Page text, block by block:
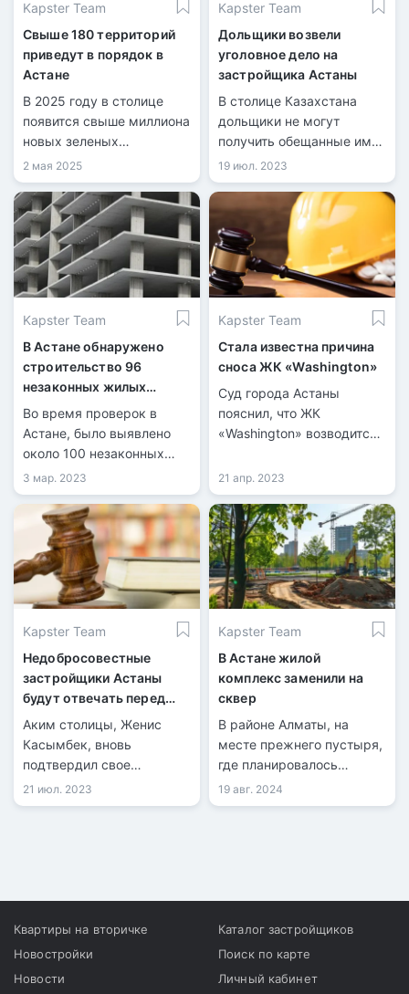
Kapster Team
Свыше 180 территорий
приведут в порядок в
Астане
В 2025 году в столице
появится свыше миллиона
новых зеленых
насаждений.
2 мая 2025
Kapster Team
Дольщики возвели
уголовное дело на
застройщика Астаны
В столице Казахстана
дольщики не могут
получить обещанные им
квартиры. Речь идет о ЖК
R-Club, который
расположился по
проспекту Мангилик Ел.
19 июл. 2023
Kapster Team
В Астане обнаружено
строительство 96
незаконных жилых
комплексов
Во время проверок в
Астане, было выявлено
около 100 незаконных
ЖК. В ходе строительства
проверка не обнаружила
разрешительных
документов.
3 мар. 2023
Kapster Team
Стала известна причина
сноса ЖК «Washington»
Суд города Астаны
пояснил, что ЖК
«Washington» возводится
поэтому не будет
достроен.
21 апр. 2023
Kapster Team
Недобросовестные
застройщики Астаны
будут отвечать перед
судом
Аким столицы, Женис
Касымбек, вновь
подтвердил свое
обязательство по
контролю за ходом
21 июл. 2023
Kapster Team
В Астане жилой
комплекс заменили на
сквер
В районе Алматы, на
месте прежнего пустыря,
где планировалось
строительство жилого
комплекса, появился
19 авг. 2024
Квартиры на вторичке
Новостройки
Новости
Каталог застройщиков
Поиск по карте
Личный кабинет